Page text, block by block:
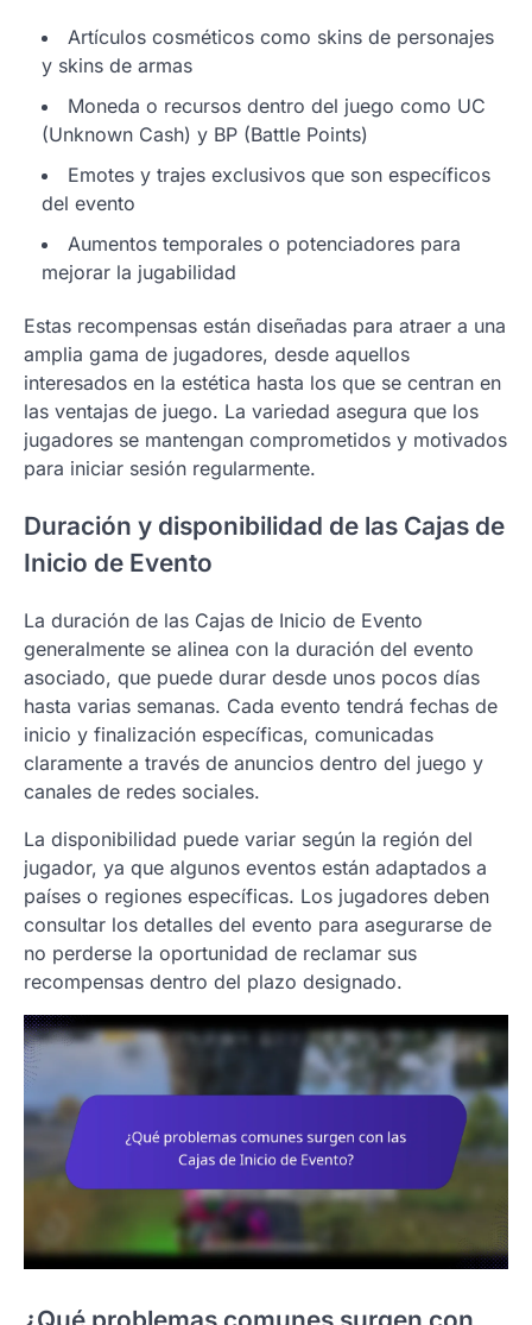
Artículos cosméticos como skins de personajes
y skins de armas
Moneda o recursos dentro del juego como UC
(Unknown Cash) y BP (Battle Points)
Emotes y trajes exclusivos que son específicos
del evento
Aumentos temporales o potenciadores para
mejorar la jugabilidad
Estas recompensas están diseñadas para atraer a una
amplia gama de jugadores, desde aquellos
interesados en la estética hasta los que se centran en
las ventajas de juego. La variedad asegura que los
jugadores se mantengan comprometidos y motivados
para iniciar sesión regularmente.
Duración y disponibilidad de las Cajas de
Inicio de Evento
La duración de las Cajas de Inicio de Evento
generalmente se alinea con la duración del evento
asociado, que puede durar desde unos pocos días
hasta varias semanas. Cada evento tendrá fechas de
inicio y finalización específicas, comunicadas
claramente a través de anuncios dentro del juego y
canales de redes sociales.
La disponibilidad puede variar según la región del
jugador, ya que algunos eventos están adaptados a
países o regiones específicas. Los jugadores deben
consultar los detalles del evento para asegurarse de
no perderse la oportunidad de reclamar sus
recompensas dentro del plazo designado.